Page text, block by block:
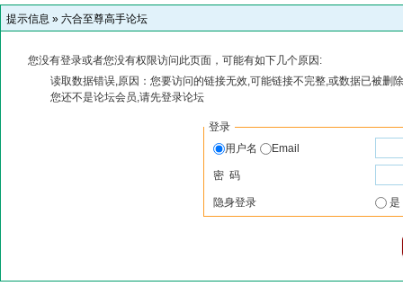
提示信息 » 六合至尊高手论坛
您没有登录或者您没有权限访问此页面，可能有如下几个原因:
读取数据错误,原因：您要访问的链接无效,可能链接不完整,或数据已被删
您还不是论坛会员,请先登录论坛
登录
用户名
Email
密 码
隐身登录